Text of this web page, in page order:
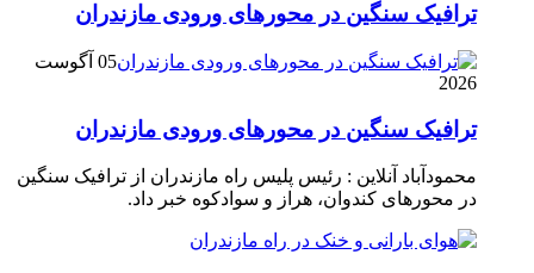
ترافیک سنگین در محور‌های ورودی مازندران
05 آگوست
2026
ترافیک سنگین در محور‌های ورودی مازندران
محمودآباد آنلاین : رئیس پلیس راه مازندران از ترافیک سنگین
در محور‌های کندوان، هراز و سوادکوه خبر داد.